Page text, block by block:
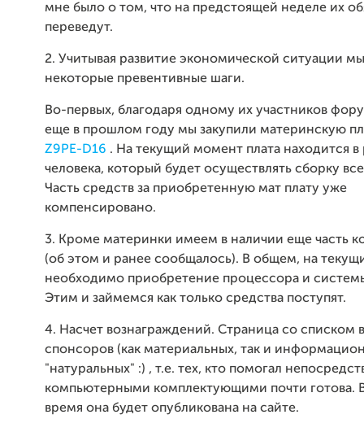
мне было о том, что на предстоящей неделе их
переведут.
2. Учитывая развитие экономической ситуации
некоторые превентивные шаги.
Во-первых, благодаря одному их участников
еще в прошлом году мы закупили материнскую
Z9PE-D16 . На текущий момент плата находится в
человека, который будет осуществлять сборку
Часть средств за приобретенную мат плату уже
компенсировано.
3. Кроме материнки имеем в наличии еще часть
(об этом и ранее сообщалось). В общем, на
необходимо приобретение процессора и
Этим и займемся как только средства поступят.
4. Насчет вознаграждений. Страница со списком
спонсоров (как материальных, так и
"натуральных" :) , т.е. тех, кто помогал
компьютерными комплектующими почти готова.
время она будет опубликована на сайте.